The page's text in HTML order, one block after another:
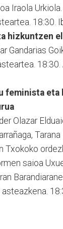
Iraola Urkiola.
18:30.
hizkuntzen
Gandarias
feminista
Olazar
Txokoko
saioa
asteazkena.